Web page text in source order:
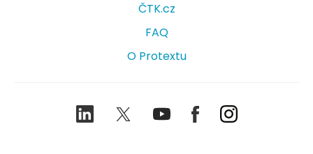
ČTK.cz
FAQ
O Protextu
LinkedIn TwitterYoutubeFacebookInstagram